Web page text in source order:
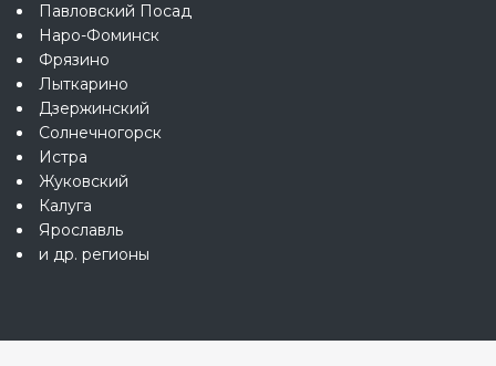
Павловский Посад
Наро-Фоминск
Фрязино
Лыткарино
Дзержинский
Солнечногорск
Истра
Жуковский
Калуга
Ярославль
и др. регионы